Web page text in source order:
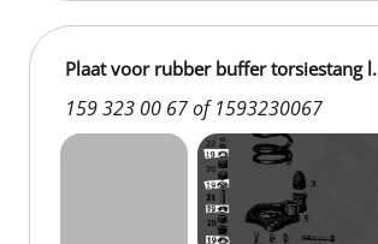
Plaat voor rubber buffer torsiestang l.
159 323 00 67 of 1593230067